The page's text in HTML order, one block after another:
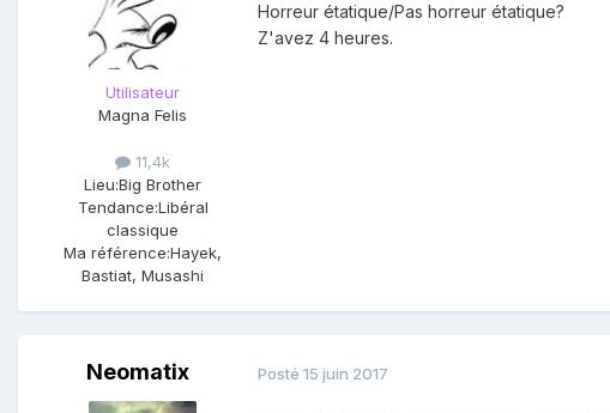
Utilisateur
Magna Felis
11,4k
Lieu:Big Brother
Tendance:Libéral
classique
Ma référence:Hayek,
Bastiat, Musashi
Horreur étatique/Pas horreur étatique?
Z'avez 4 heures.
Neomatix Posté 15 juin 2017